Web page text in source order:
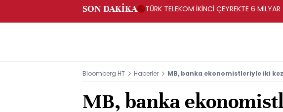
SON DAKİKA TÜRK TELEKOM İKİNCİ ÇEYREKTE 6
Bloomberg HT Haberler MB, banka ekonomistleriyle iki
MB, banka